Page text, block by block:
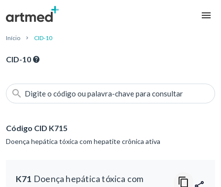
Início CID-10
CID-10
Digite o código ou palavra-chave para consultar
Código CID K715
Doença hepática tóxica com hepatite crônica ativa
K71 Doença hepática tóxica com